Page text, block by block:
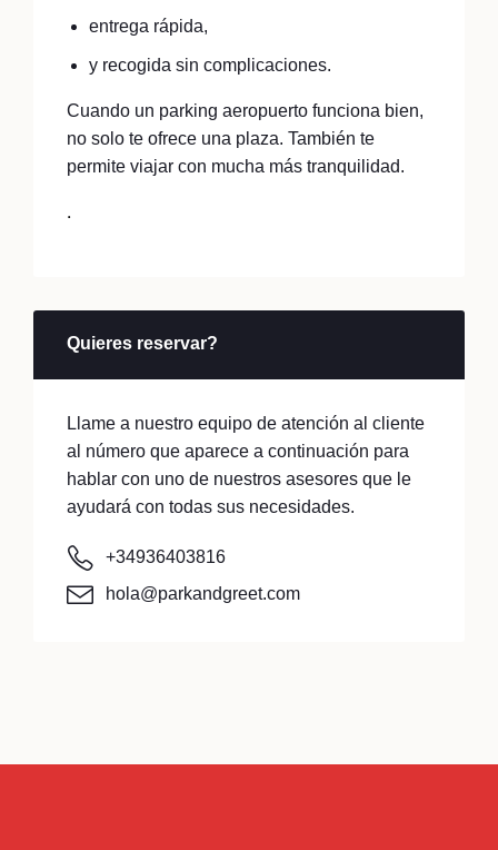
entrega rápida,
y recogida sin complicaciones.
Cuando un parking aeropuerto funciona bien,
no solo te ofrece una plaza. También te
permite viajar con mucha más tranquilidad.
.
Quieres reservar?
Llame a nuestro equipo de atención al cliente
al número que aparece a continuación para
hablar con uno de nuestros asesores que le
ayudará con todas sus necesidades.
+34936403816
hola@parkandgreet.com